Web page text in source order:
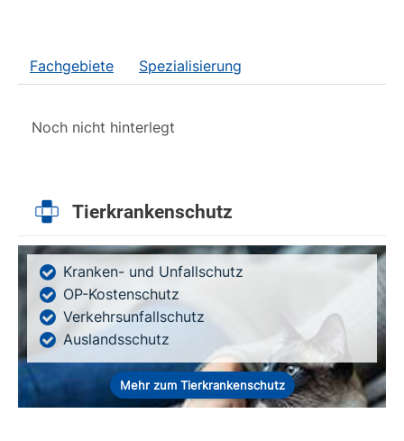
Fachgebiete Spezialisierung
Noch nicht hinterlegt
Tierkrankenschutz
Kranken- und Unfallschutz
OP-Kostenschutz
Verkehrsunfallschutz
Auslandsschutz
Mehr zum Tierkrankenschutz